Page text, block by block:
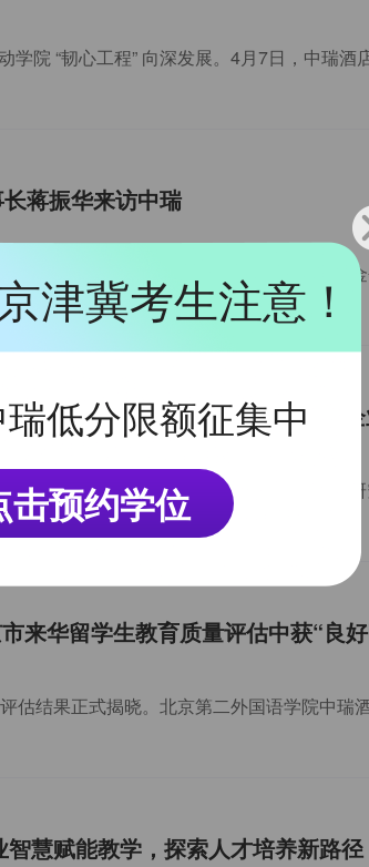
学院 “韧心工程” 向深发展。4月7日，中瑞
蒋振华来访中瑞
理学院酒店业研究中心开展系列
来华留学生教育质量评估中获“良
慧赋能教学，探索人才培养新路径
津冀考生注意！
低分限额征集中
击预约学位